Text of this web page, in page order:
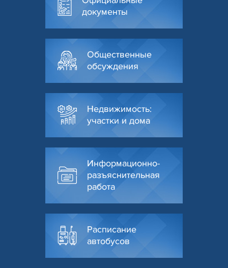
документы
Общественные
обсуждения
Недвижимость:
участки и дома
Информационно-
разъяснительная
работа
Расписание
автобусов